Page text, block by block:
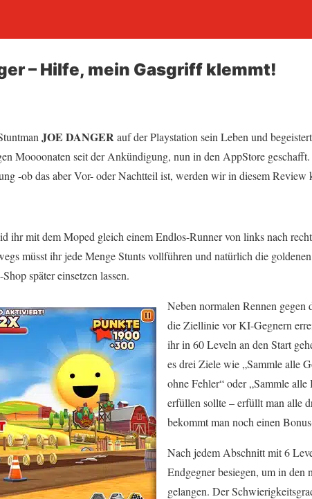
– Hilfe, mein Gasgriff klemmt!
JOE DANGERauf der Playstation sein Leben und
Moooonaten seit der Ankündigung, nun in den AppStore
-ob das aber Vor- oder Nachtteil ist, werden wir in diesem
mit dem Moped gleich einem Endlos-Runner von links nach
müsst ihr jede Menge Stunts vollführen und natürlich die
später einsetzen lassen.
Neben normalen Rennen gegen
die Ziellinie vor KI-Gegnern
ihr in 60 Leveln an den Start
es drei Ziele wie „Sammle alle
ohne Fehler“ oder „Sammle alle
erfüllen sollte – erfüllt man alle
bekommt man noch einen
Nach jedem Abschnitt mit 6
Endgegner besiegen, um in den
gelangen. Der